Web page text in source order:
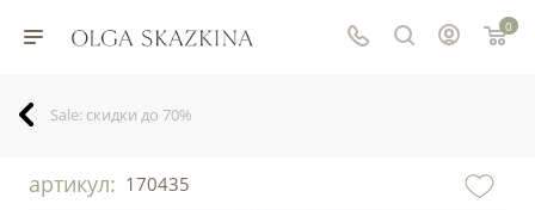
0
Sale: скидки до 70%
артикул: 170435